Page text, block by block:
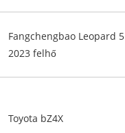
Fangchengbao Leopard 5
2023 felhő
Toyota bZ4X